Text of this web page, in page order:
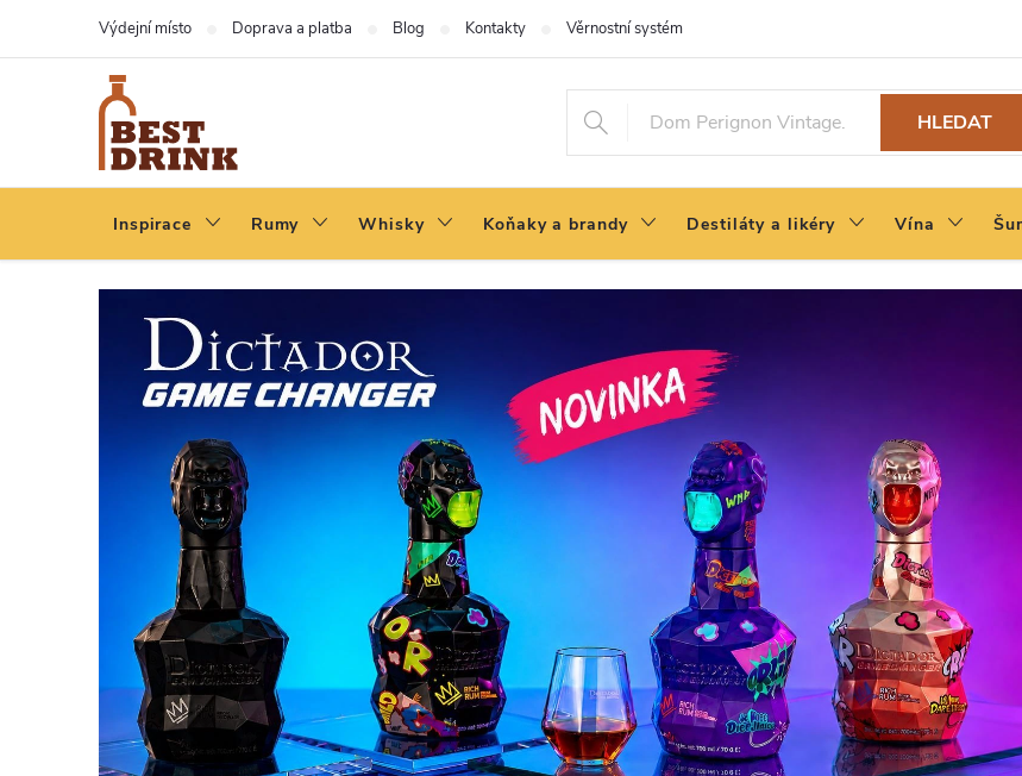
Výdejní místo Doprava a platba Blog Kontakty Věrnostní systém
HLEDAT
Inspirace Rumy Whisky Koňaky a brandy Destiláty a likéry Vína
B
S
T
I
N